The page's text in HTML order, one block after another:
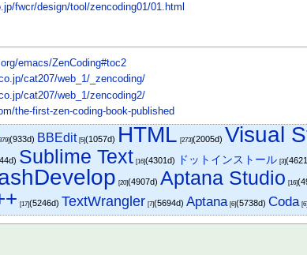
fwcr/design/tool/zencoding01/01.html
emacs/ZenCoding#toc2
cat207/web_1/_zencoding/
cat207/web_1/zencoding2/
the-first-zen-coding-book-published
(933d) BBEdit [5](1057d) HTML [273](2005d) Visual
Sublime Text [16](4301d) ドットインストール [3]
[20](4907d)Aptana Studio [16]
[17](5246d) TextWrangler [7](5694d)Aptana [6](5738d)Coda